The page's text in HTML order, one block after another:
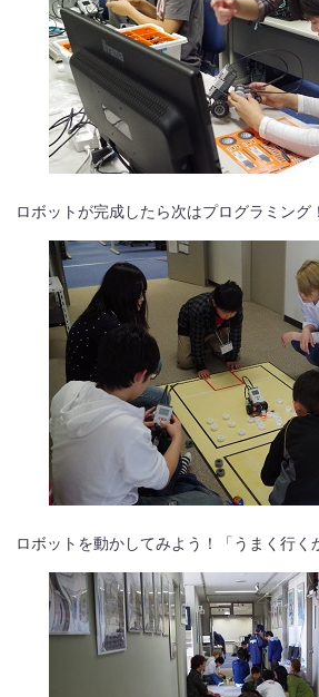
ロボットが完成したら次はプログラミング！
ロボットを動かしてみよう！「うまく行く